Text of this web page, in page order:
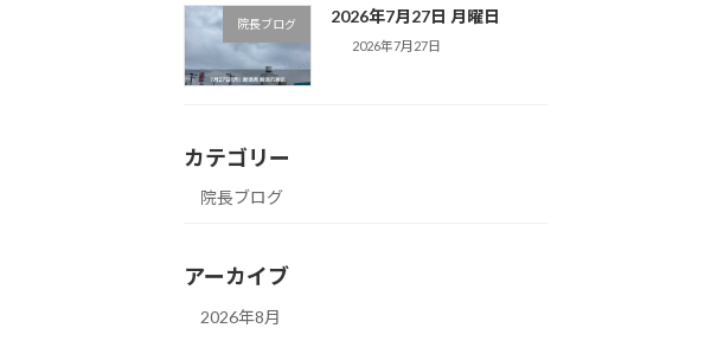
院長ブログ 2026年7月27日 月曜日
2026年7月27日
カテゴリー
院長ブログ
アーカイブ
2026年8月